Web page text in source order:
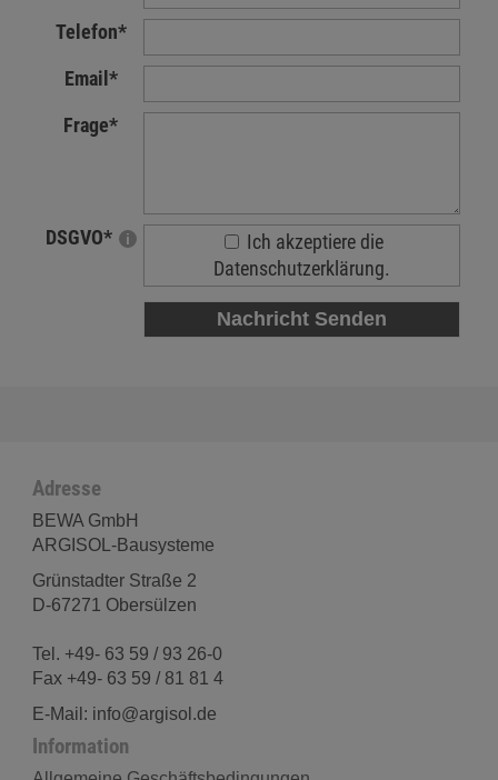
Telefon*
Email *
Frage*
DSGVO*
Ich akzeptiere die
Datenschutzerklärung.
Adresse
BEWA GmbH
ARGISOL-Bausysteme
Grünstadter Straße 2
D-67271 Obersülzen
Tel. +49- 63 59 / 93 26-0
Fax +49- 63 59 / 81 81 4
E-Mail: info@argisol.de
Information